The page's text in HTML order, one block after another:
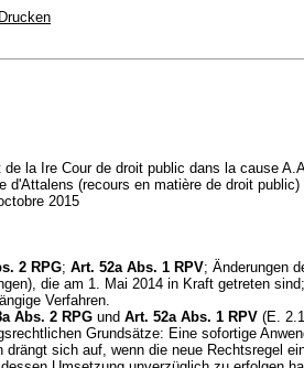
Drucken
de la Ire Cour de droit public dans la cause
d'Attalens (recours en matière de droit public)
2015
2 RPG; Art. 52a Abs. 1 RPV; Änderungen
die am 1. Mai 2014 in Kraft getreten
Verfahren.
Abs. 2 RPG und Art. 52a Abs. 1 RPV (E.
Grundsätze: Eine sofortige
drängt sich auf, wenn die neue Rechtsregel